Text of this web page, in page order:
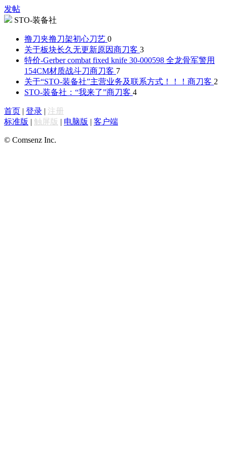
发帖
STO-装备社
撸刀夹撸刀架初心刀艺 0
关于板块长久无更新原因商刀客 3
特价-Gerber combat fixed knife 30-000598 全龙骨军警用
154CM材质战斗刀商刀客 7
关于“STO-装备社”主营业务及联系方式！！！ 商刀客 2
STO-装备社：“我来了”商刀客 4
首页 | 登录 | 注册
标准版 | 触屏版 | 电脑版 | 客户端
© Comsenz Inc.